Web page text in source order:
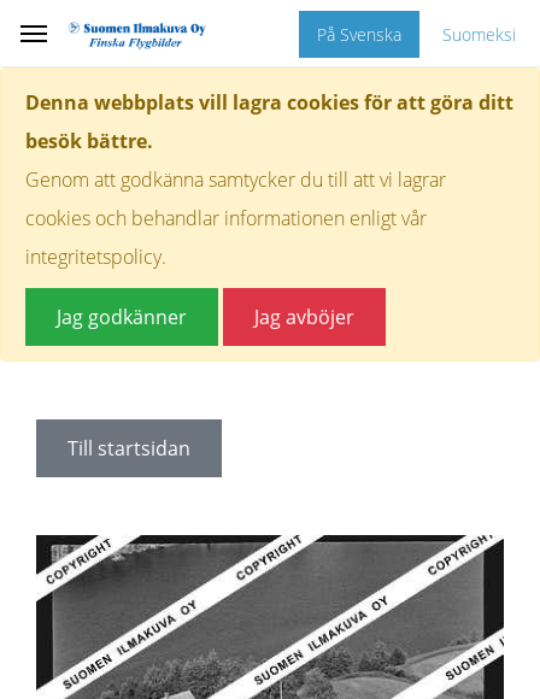
Denna webbplats vill lagra cookies för att göra ditt
besök bättre.
Genom att godkänna samtycker du till att vi lagrar
cookies och behandlar informationen enligt vår
integritetspolicy.
Jag godkänner Jag avböjer
På Svenska Suomeksi
Till startsidan